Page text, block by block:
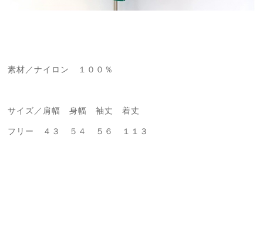
素材／ナイロン １００％
サイズ／肩幅 身幅 袖丈 着丈
フリー ４３ ５４ ５６ １１３